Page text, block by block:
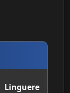
Linguere